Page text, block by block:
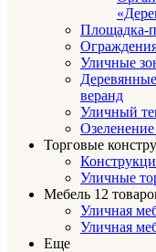
Площадка-
Уличные
веранд
Уличный
Торговые
Уличные
Мебель 12
Уличная
Уличная
Еще